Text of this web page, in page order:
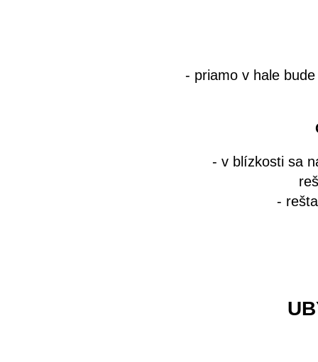
- priamo v hale
- v blízkosti sa
-